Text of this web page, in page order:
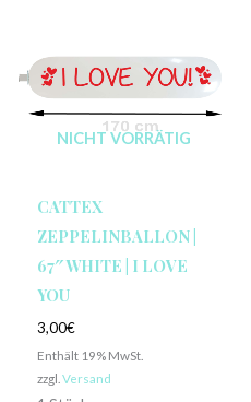
NICHT VORRÄTIG
CATTEX
ZEPPELINBALLON |
67″ WHITE | I LOVE
YOU
3,00€
Enthält 19% MwSt.
zzgl. Versand